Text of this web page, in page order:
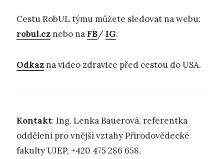
Cestu RobUL týmu můžete sledovat na webu:
robul.cznebo na FB/ IG.
Odkazna video zdravice před cestou do USA.
Kontakt: Ing. Lenka Bauerová, referentka
oddělení pro vnější vztahy Přírodovědecké
fakulty UJEP, +420 475 286 658,